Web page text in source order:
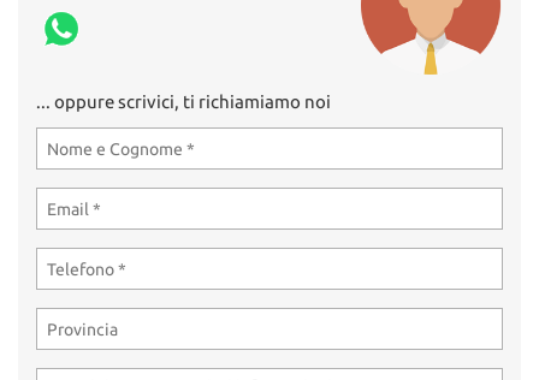
... oppure scrivici, ti richiamiamo noi